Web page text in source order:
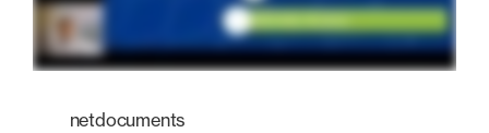
netdocuments